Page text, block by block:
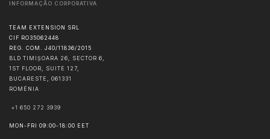
INFORMAÇÃO CORPORATIVA
TEAM EXTENSION SRL
CIF RO35062448
REG. COM. J40/11836/2015
BLD TIMIȘOARA 26, SECTOR 6,
1ST FLOOR, SUITE 127,
BUCARESTE
061331
ROMÉNIA
+1 650 272 3939
MON-FRI 09:00-18:00 EET